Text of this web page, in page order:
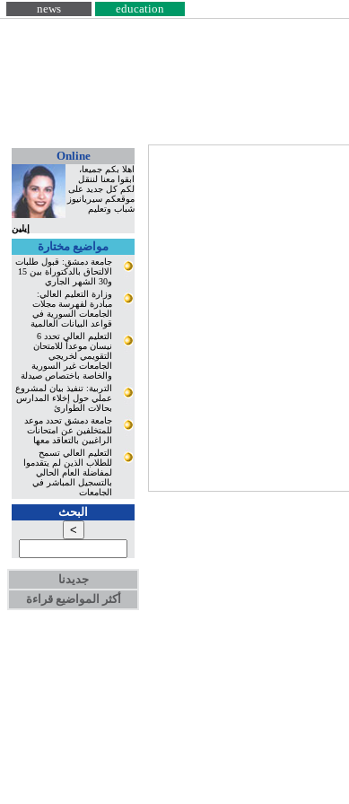
news education
Online
اهلا بكم جميعا،
ابقوا معنا لننقل
لكم كل جديد على
موقعكم سيريانيوز
شباب وتعليم
إيلين
مواضيع مختارة
جامعة دمشق: قبول طلبات
الالتحاق بالدكتوراة بين 15
و30 الشهر الجاري
وزارة التعليم العالي:
مبادرة لفهرسة مجلات
الجامعات السورية في
قواعد البيانات العالمية
التعليم العالي تحدد 6
نيسان موعداً للامتحان
التقويمي لخريجي
الجامعات غير السورية
والخاصة باختصاص صيدلة
التربية: تنفيذ بيان لمشروع
عملي حول إخلاء المدارس
بحالات الطوارئ
جامعة دمشق تحدد موعد
للمتخلفين عن امتحانات
الراغبين بالتعاقد معها
التعليم العالي تسمح
للطلاب الذين لم يتقدموا
لمفاضلة العام الحالي
بالتسجيل المباشر في
الجامعات
البحث
جديدنا
أكثر المواضيع قراءة